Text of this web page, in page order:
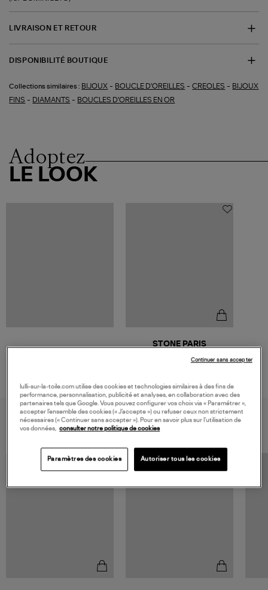
LIVRAISON ET RETOUR
DISPONIBILITÉ BOUTIQUE
Collections similaires : BIJOUX - BOUCLE D'OREILLES -CREOLES - BIJOUX
FINS - DIAMANTS - BOUCLES D'OREILLES EN OR
Adoptez
LE LOOK
STONE PARIS
VOUS AIMEREZ AUSSI
lulli-sur-la-toile.com utilise des cookies et technologies similaires à des fins de
performance, personnalisation, publicité et analyses, en collaboration avec des
partenaires tels que Google. Vous pouvez configurer vos choix via « Paramétrer »,
accepter l’ensemble des cookies (« J’accepte ») ou refuser ceux non strictement
nécessaires (« Continuer sans accepter »). Pour en savoir plus sur l’utilisation de
vos données, consulter notre politique de cookies
Paramètres des cookies Autoriser tous les cookies
Continuer sans accepter